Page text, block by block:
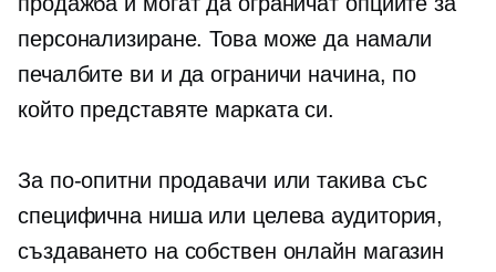
персонализиране. Това може да намали
печалбите ви и да ограничи начина, по
който представяте марката си.
За по-опитни продавачи или такива със
специфична ниша или целева аудитория,
създаването на собствен онлайн магазин